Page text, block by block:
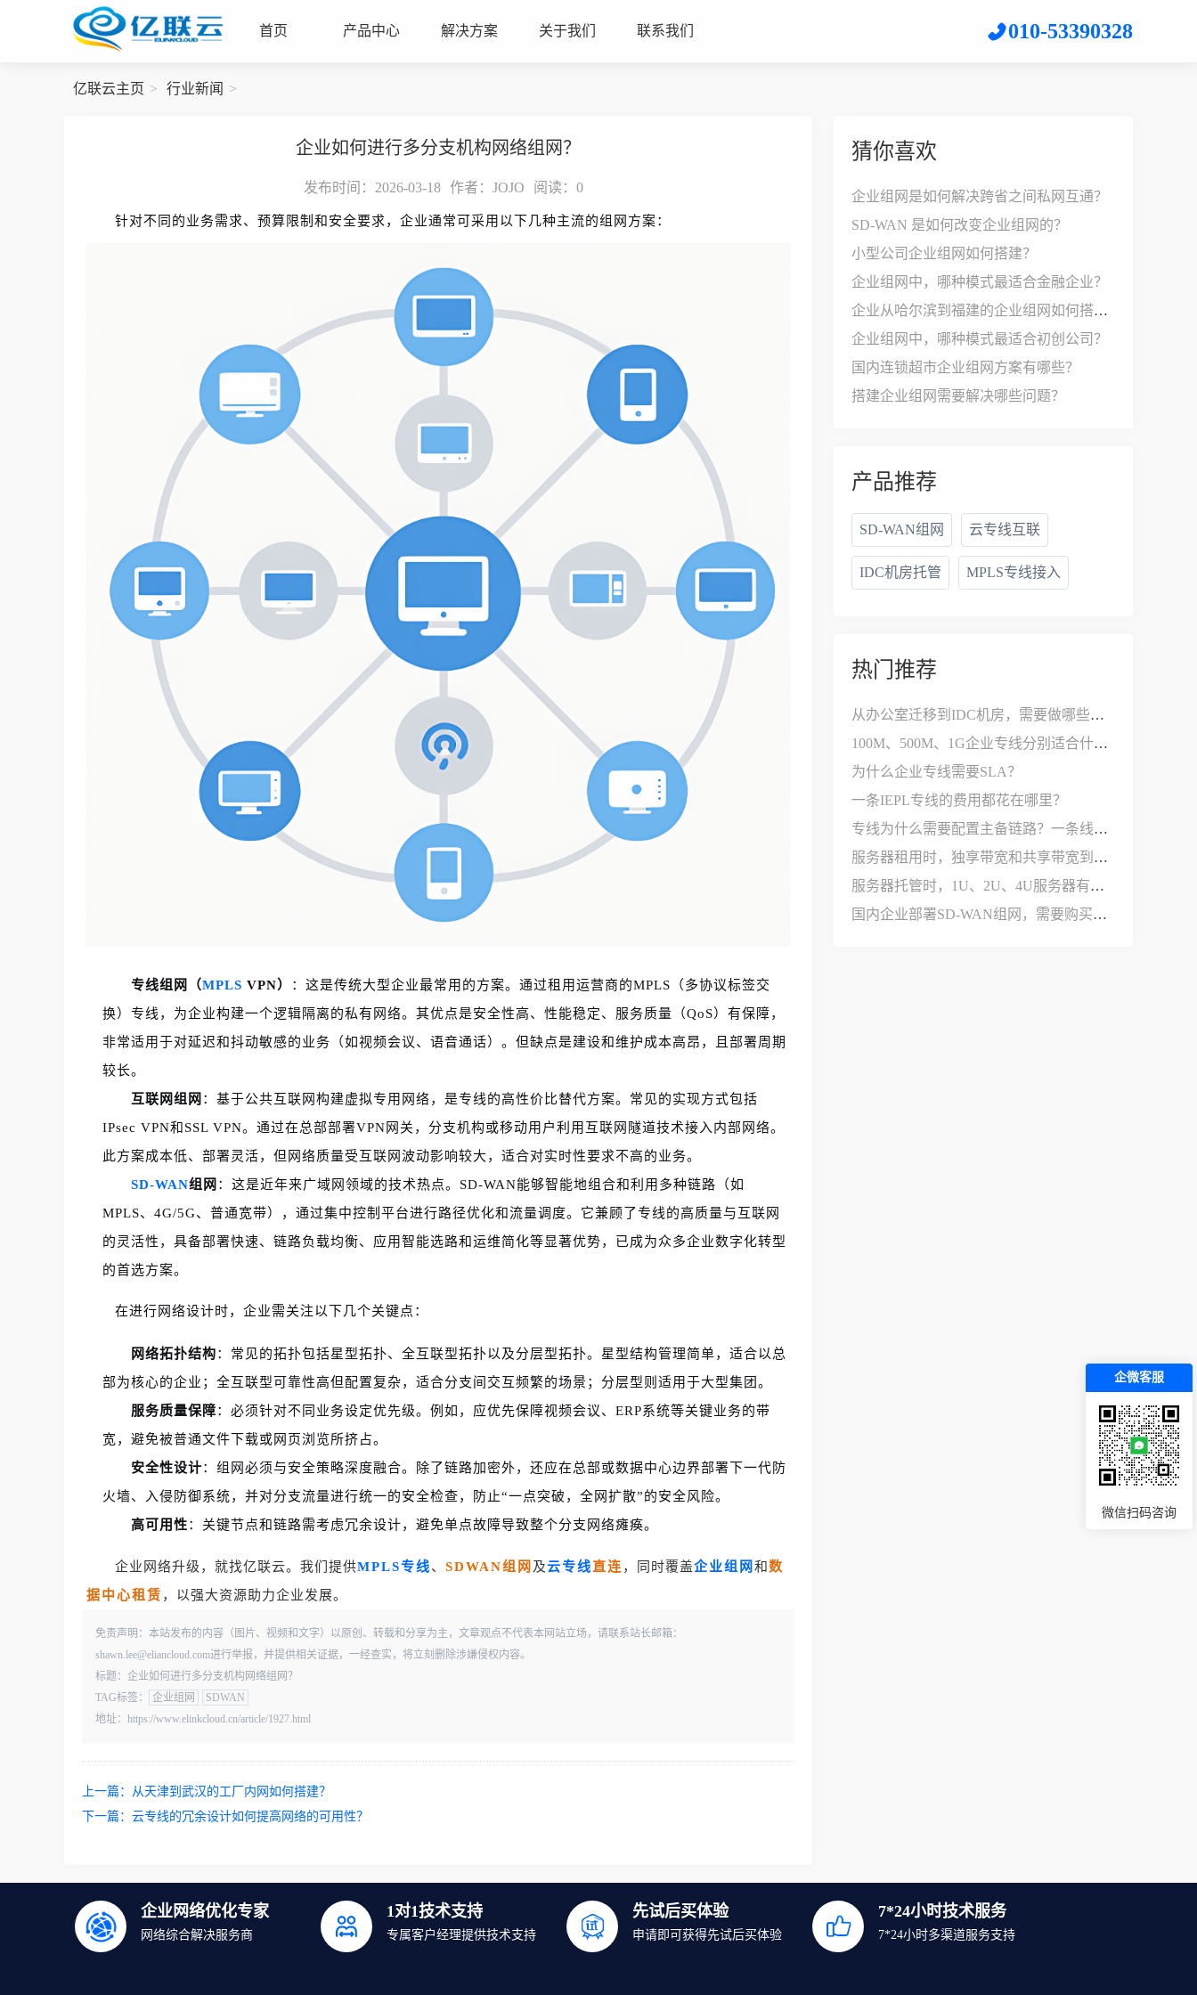
首页 产品中心 解决方案 关于我们 联系我们 010-53390328
亿联云主页 行业新闻
企业如何进行多分支机构网络组网？
发布时间：2026-03-18 作者：JOJO 阅读： 0
针对不同的业务需求、预算限制和安全要求，企业通常可采用以下几种主流的组网方案：
专线组网（MPLS VPN）
：这是传统大型企业最常用的方案。通过租用运营商的MPLS（多协议标签交
换）专线，为企业构建一个逻辑隔离的私有网络。其优点是安全性高、性能稳定、服务质量（QoS）有保障，
非常适用于对延迟和抖动敏感的业务（如视频会议、语音通话）。但缺点是建设和维护成本高昂，且部署周期
较长。
互联网组网 ：基于公共互联网构建虚拟专用网络，是专线的高性价比替代方案。常见的实现方式包括
IPsec VPN和SSL VPN。通过在总部部署VPN网关，分支机构或移动用户利用互联网隧道技术接入内部网络。
此方案成本低、部署灵活，但网络质量受互联网波动影响较大，适合对实时性要求不高的业务。
SD-WAN组网 ：这是近年来广域网领域的技术热点。SD-WAN能够智能地组合和利用多种链路（如
MPLS、4G/5G、普通宽带），通过集中控制平台进行路径优化和流量调度。它兼顾了专线的高质量与互联网
的灵活性，具备部署快速、链路负载均衡、应用智能选路和运维简化等显著优势，已成为众多企业数字化转型
的首选方案。
在进行网络设计时，企业需关注以下几个关键点：
网络拓扑结构：常见的拓扑包括星型拓扑、全互联型拓扑以及分层型拓扑。星型结构管理简单，适合以总
部为核心的企业；全互联型可靠性高但配置复杂，适合分支间交互频繁的场景；分层型则适用于大型集团。
服务质量保障：必须针对不同业务设定优先级。例如，应优先保障视频会议、ERP系统等关键业务的带
宽，避免被普通文件下载或网页浏览所挤占。
安全性设计：组网必须与安全策略深度融合。除了链路加密外，还应在总部或数据中心边界部署下一代防
火墙、入侵防御系统，并对分支流量进行统一的安全检查，防止“一点突破，全网扩散”的安全风险。
高可用性：关键节点和链路需考虑冗余设计，避免单点故障导致整个分支网络瘫痪。
企业网络升级，就找亿联云。我们提供MPLS专线、 SDWAN组网 及云专线直连 ，同时覆盖企业组网 和数
据中心租赁 ，以强大资源助力企业发展。
免责声明：本站发布的内容（图片、视频和文字）以原创、转载和分享为主，文章观点不代表本网站立场，请联系站长邮箱：
shawn.lee@eliancloud.com进行举报，并提供相关证据，一经查实，将立刻删除涉嫌侵权内容。
标题：企业如何进行多分支机构网络组网？
TAG标签：
企业组网
SDWAN
地址：https://www.elinkcloud.cn/article/1927.html
上一篇： 从天津到武汉的工厂内网如何搭建？
下一篇： 云专线的冗余设计如何提高网络的可用性？
猜你喜欢
企业组网是如何解决跨省之间私网互通？
SD-WAN 是如何改变企业组网的？
小型公司企业组网如何搭建？
企业组网中，哪种模式最适合金融企业？
企业从哈尔滨到福建的企业组网如何搭建？
企业组网中，哪种模式最适合初创公司？
国内连锁超市企业组网方案有哪些？
搭建企业组网需要解决哪些问题？
产品推荐
SD-WAN组网 云专线互联
IDC机房托管 MPLS专线接入
热门推荐
从办公室迁移到IDC机房，需要做哪些网络改造？
100M、500M、1G企业专线分别适合什么公司？
为什么企业专线需要SLA？
一条IEPL专线的费用都花在哪里？
专线为什么需要配置主备链路？一条线路不够用吗？
服务器租用时，独享带宽和共享带宽到底有什么区别？
服务器托管时，1U、2U、4U服务器有什么区别？
国内企业部署SD-WAN组网，需要购买哪些设备和服务？
企业网络优化专家
网络综合解决服务商
1对1技术支持
专属客户经理提供技术支持
先试后买体验
申请即可获得先试后买体验
7*24小时技术服务
7*24小时多渠道服务支持
企微客服
微信扫码咨询